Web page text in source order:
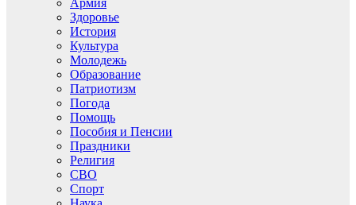
Армия
Здоровье
История
Культура
Молодежь
Образование
Патриотизм
Погода
Помощь
Пособия и Пенсии
Праздники
Религия
СВО
Спорт